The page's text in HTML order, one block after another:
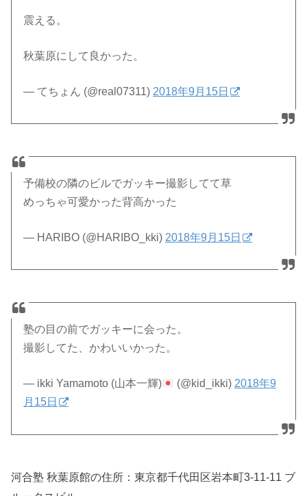
震える。
秋葉原にして良かった。
— てちょん (@real07311) 2018年9月15日
予備校の隣のビルでガッキー撮影してて草
めっちゃ可愛かった背高かった
— HARIBO (@HARIBO_kki) 2018年9月15日
塾の目の前でガッキーに会った。
撮影してた、かわいいかった。
— ikki Yamamoto (山本一輝) (@kid_ikki) 2018年9
月15日
河合塾 秋葉原館の住所：東京都千代田区岩本町3-11-11 ブ